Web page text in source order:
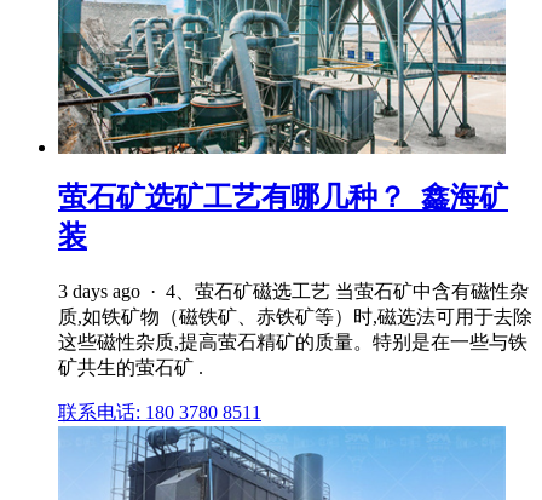
萤石矿选矿工艺有哪几种？_鑫海矿
装
3 days ago · 4、萤石矿磁选工艺 当萤石矿中含有磁性杂
质,如铁矿物（磁铁矿、赤铁矿等）时,磁选法可用于去除
这些磁性杂质,提高萤石精矿的质量。特别是在一些与铁
矿共生的萤石矿 .
联系电话: 180 3780 8511